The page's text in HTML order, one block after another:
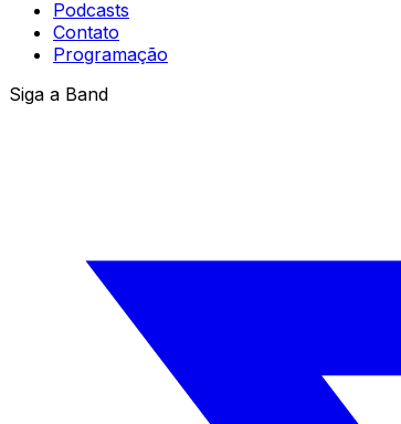
Podcasts
Contato
Programação
Siga a Band